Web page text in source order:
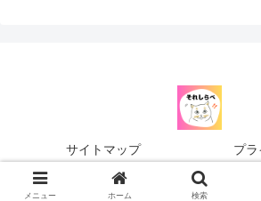
サイトマップ プ
© 2024 それしらべ.
メニュー ホーム 検索